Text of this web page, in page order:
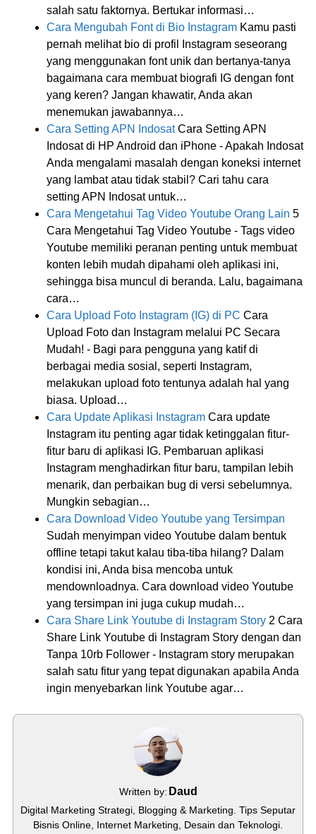
salah satu faktornya. Bertukar informasi…
Cara Mengubah Font di Bio Instagram Kamu pasti
pernah melihat bio di profil Instagram seseorang
yang menggunakan font unik dan bertanya-tanya
bagaimana cara membuat biografi IG dengan font
yang keren? Jangan khawatir, Anda akan
menemukan jawabannya…
Cara Setting APN IndosatCara Setting APN
Indosat di HP Android dan iPhone - Apakah Indosat
Anda mengalami masalah dengan koneksi internet
yang lambat atau tidak stabil? Cari tahu cara
setting APN Indosat untuk…
Cara Mengetahui Tag Video Youtube Orang Lain 5
Cara Mengetahui Tag Video Youtube - Tags video
Youtube memiliki peranan penting untuk membuat
konten lebih mudah dipahami oleh aplikasi ini,
sehingga bisa muncul di beranda. Lalu, bagaimana
cara…
Cara Upload Foto Instagram (IG) di PC Cara
Upload Foto dan Instagram melalui PC Secara
Mudah! - Bagi para pengguna yang katif di
berbagai media sosial, seperti Instagram,
melakukan upload foto tentunya adalah hal yang
biasa. Upload…
Cara Update Aplikasi Instagram Cara update
Instagram itu penting agar tidak ketinggalan fitur-
fitur baru di aplikasi IG. Pembaruan aplikasi
Instagram menghadirkan fitur baru, tampilan lebih
menarik, dan perbaikan bug di versi sebelumnya.
Mungkin sebagian…
Cara Download Video Youtube yang Tersimpan
Sudah menyimpan video Youtube dalam bentuk
offline tetapi takut kalau tiba-tiba hilang? Dalam
kondisi ini, Anda bisa mencoba untuk
mendownloadnya. Cara download video Youtube
yang tersimpan ini juga cukup mudah…
Cara Share Link Youtube di Instagram Story 2 Cara
Share Link Youtube di Instagram Story dengan dan
Tanpa 10rb Follower - Instagram story merupakan
salah satu fitur yang tepat digunakan apabila Anda
ingin menyebarkan link Youtube agar…
Written by: Daud
Digital Marketing Strategi, Blogging & Marketing. Tips Seputar
Bisnis Online, Internet Marketing, Desain dan Teknologi.